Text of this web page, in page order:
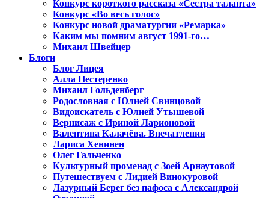
Конкурс короткого рассказа «Сестра таланта»
Конкурс «Во весь голос»
Конкурс новой драматургии «Ремарка»
Каким мы помним август 1991-го…
Михаил Швейцер
Блоги
Блог Лицея
Алла Нестеренко
Михаил Гольденберг
Родословная с Юлией Свинцовой
Видоискатель с Юлией Утышевой
Вернисаж с Ириной Ларионовой
Валентина Калачёва. Впечатления
Лариса Хенинен
Олег Гальченко
Культурный променад с Зоей Арнаутовой
Путешествуем с Лидией Винокуровой
Лазурный Берег без пафоса с Александрой